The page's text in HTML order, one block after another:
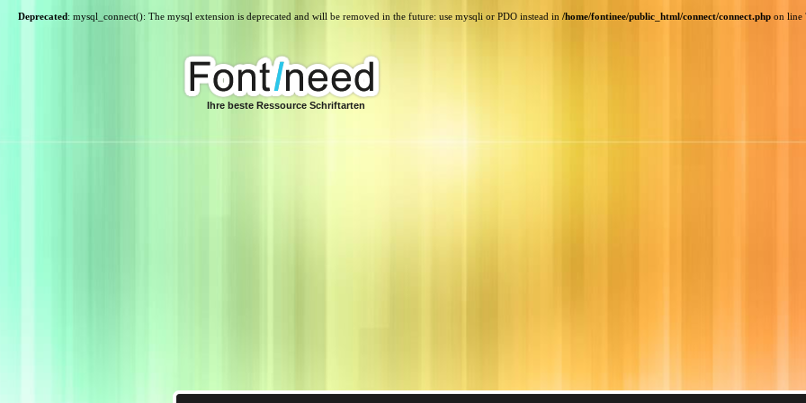
Deprecated: mysql_connect(): The mysql extension is deprecated and will be removed in the future: use mysqli or PDO instead in /home/fontinee/public_html/connect/connect.php on line
Ihre beste Ressource Schriftarten